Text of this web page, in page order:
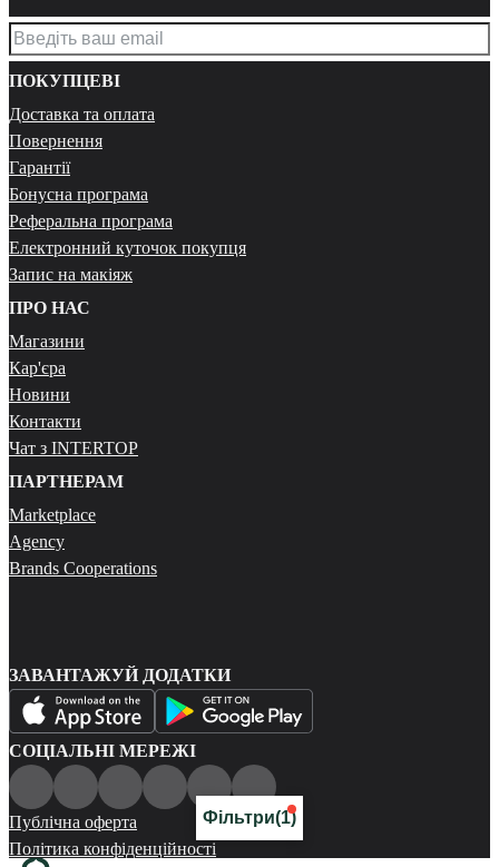
Фільтри(1)
ПОКУПЦЕВІ
Доставка та оплата
Повернення
Гарантії
Бонусна програма
Реферальна програма
Електронний куточок покупця
Запис на макіяж
ПРО НАС
Магазини
Кар'єра
Новини
Контакти
Чат з INTERTOP
ПАРТНЕРАМ
Marketplace
Agency
Brands Cooperations
ЗАВАНТАЖУЙ ДОДАТКИ
СОЦІАЛЬНІ МЕРЕЖІ
Публічна оферта
Політика конфіденційності